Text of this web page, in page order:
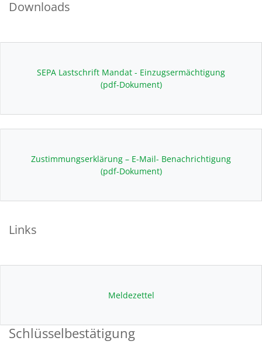
Downloads
SEPA Lastschrift Mandat - Einzugsermächtigung
(pdf-Dokument)
Zustimmungserklärung – E-Mail- Benachrichtigung
(pdf-Dokument)
Links
Meldezettel
Schlüsselbestätigung